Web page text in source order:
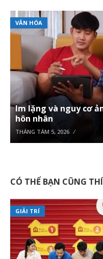
VĂN HÓA
Im lặng và nguy cơ
hôn nhân
THÁNG TÁM 5, 2026
CÓ THỂ BẠN CŨNG
GIẢI TRÍ